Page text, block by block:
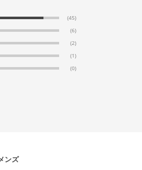
(45)
(6)
(2)
(1)
(0)
ンズ